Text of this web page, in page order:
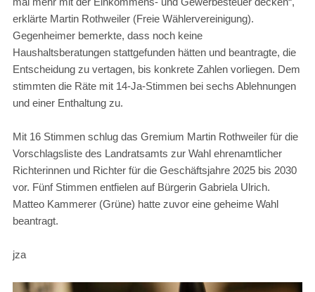
erklärte Martin Rothweiler (Freie Wählervereinigung).
Gegenheimer bemerkte, dass noch keine
Haushaltsberatungen stattgefunden hätten und beantragte, die
Entscheidung zu vertagen, bis konkrete Zahlen vorliegen. Dem
stimmten die Räte mit 14-Ja-Stimmen bei sechs Ablehnungen
und einer Enthaltung zu.
Mit 16 Stimmen schlug das Gremium Martin Rothweiler für die
Vorschlagsliste des Landratsamts zur Wahl ehrenamtlicher
Richterinnen und Richter für die Geschäftsjahre 2025 bis 2030
vor. Fünf Stimmen entfielen auf Bürgerin Gabriela Ulrich.
Matteo Kammerer (Grüne) hatte zuvor eine geheime Wahl
beantragt.
jza